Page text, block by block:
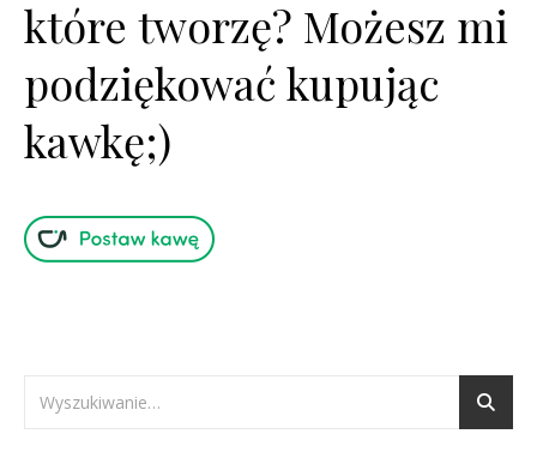
które tworzę? Możesz mi
podziękować kupując
kawkę;)